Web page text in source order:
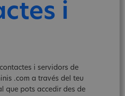
i
i servidors de
.com a través del teu
que pots accedir des de